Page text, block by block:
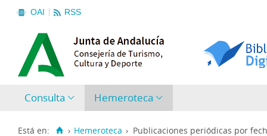
OAI RSS
Consulta Hemeroteca
Está en: › Hemeroteca › Publicaciones periódicas por